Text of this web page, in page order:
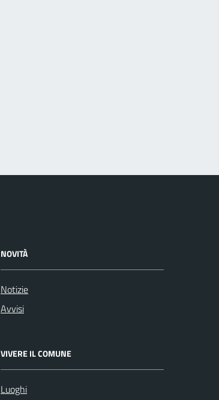
NOVITÀ
Notizie
Avvisi
VIVERE IL COMUNE
Luoghi